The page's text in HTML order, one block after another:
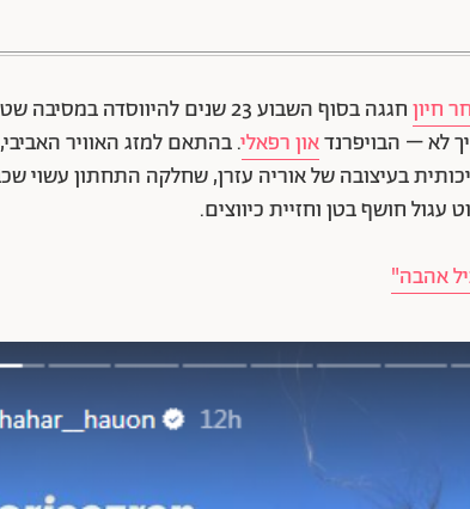
חיון
חגגה בסוף השבוע 23 שנים להיווסדה
לא – הבויפרנדאון רפאלי. בהתאם למזג האוויר
בעיצובה של אוריה עזרן, שחלקה התחתון עשוי
חושף בטן וחזיית כיווצים.
אהבה"